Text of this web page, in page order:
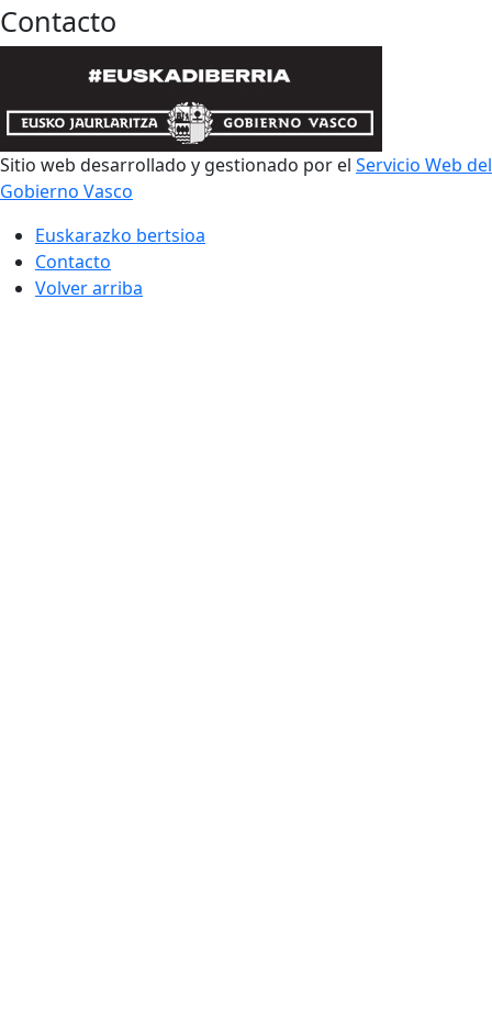
Contacto
Sitio web desarrollado y gestionado por el Servicio Web del
Gobierno Vasco
Euskarazko bertsioa
Contacto
Volver arriba